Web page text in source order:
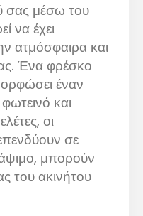
σας μέσω του
να έχει
ατμόσφαιρα και
Ένα φρέσκο
έναν
και
οι
σε
μπορούν
του ακινήτου